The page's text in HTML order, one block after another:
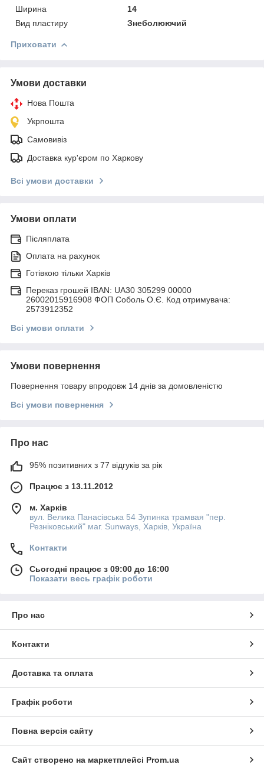
Ширина
14
Вид пластиру
Знеболюючий
Приховати
Умови доставки
Нова Пошта
Укрпошта
Самовивіз
Доставка кур'єром по Харкову
Всі умови доставки
Умови оплати
Післяплата
Оплата на рахунок
Готівкою тільки Харків
Переказ грошей IBAN: UA30 305299 00000
26002015916908 ФОП Соболь О.Є. Код отримувача:
2573912352
Всі умови оплати
Умови повернення
Повернення товару впродовж 14 днів за домовленістю
Всі умови повернення
Про нас
95% позитивних з 77 відгуків за рік
Працює з 13.11.2012
м. Харків
вул. Велика Панасівська 54 Зупинка трамвая "пер.
Резніковський" маг. Sunways, Харків, Україна
Контакти
Сьогодні працює з 09:00 до 16:00
Показати весь графік роботи
Про нас
Контакти
Доставка та оплата
Графік роботи
Повна версія сайту
Сайт створено на маркетплейсі Prom.ua